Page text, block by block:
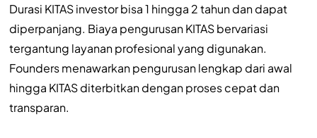
Durasi KITAS investor bisa 1 hingga 2 tahun dan dapat
diperpanjang. Biaya pengurusan KITAS bervariasi
tergantung layanan profesional yang digunakan.
Founders menawarkan pengurusan lengkap dari awal
hingga KITAS diterbitkan dengan proses cepat dan
transparan.